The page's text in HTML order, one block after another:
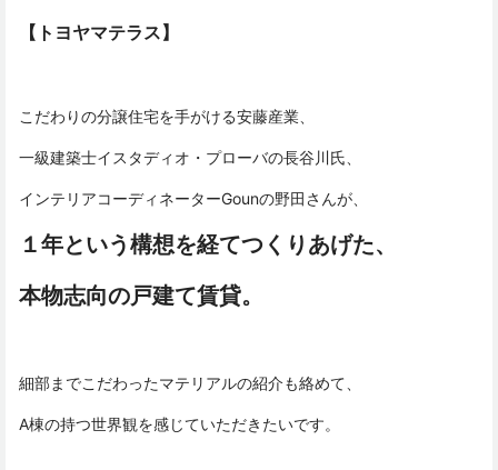
【トヨヤマテラス】
こだわりの分譲住宅を手がける安藤産業、
一級建築士イスタディオ・プローバの長谷川氏、
インテリアコーディネーターGounの野田さんが、
１年という構想を経てつくりあげた、
本物志向の戸建て賃貸。
細部までこだわったマテリアルの紹介も絡めて、
A棟の持つ世界観を感じていただきたいです。